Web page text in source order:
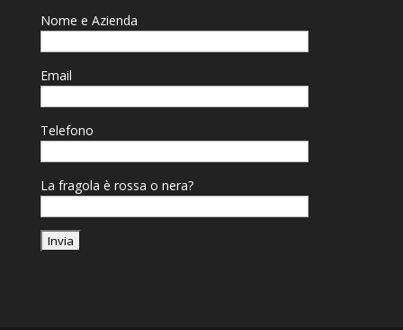
Nome e Azienda
Email
Telefono
La fragola è rossa o nera?